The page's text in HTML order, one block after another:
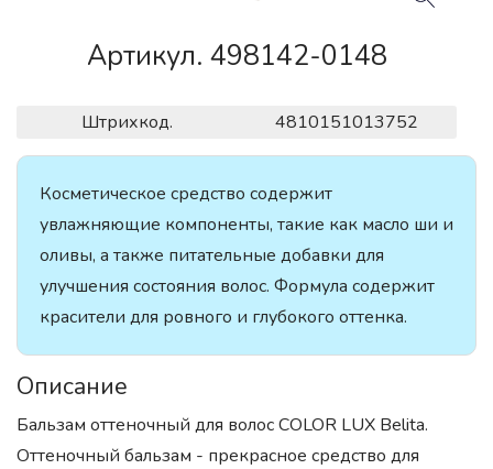
Артикул. 498142-0148
Штрихкод. 4810151013752
Косметическое средство содержит
увлажняющие компоненты, такие как масло ши и
оливы, а также питательные добавки для
улучшения состояния волос. Формула содержит
красители для ровного и глубокого оттенка.
Описание
Бальзам оттеночный для волос COLOR LUX Belita.
Оттеночный бальзам - прекрасное средство для